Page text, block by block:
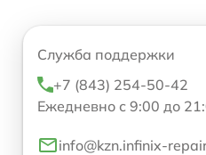
Служба поддержки
+7 (843) 254-50-42
Ежедневно с 9:00 до
info@kzn.infinix-